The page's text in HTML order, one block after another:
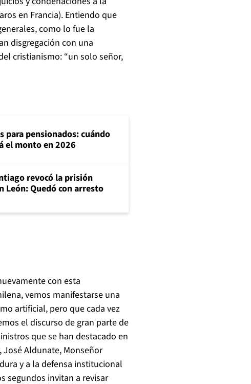
en Francia). Entiendo que
como lo fue la
disgregación con una
cristianismo: “un solo señor,
para pensionados: cuándo
el monto en 2026
revocó la prisión
León: Quedó con arresto
con esta
vemos manifestarse una
artificial, pero que cada vez
el discurso de gran parte de
que se han destacado en
José Aldunate, Monseñor
y a la defensa institucional
segundos invitan a revisar